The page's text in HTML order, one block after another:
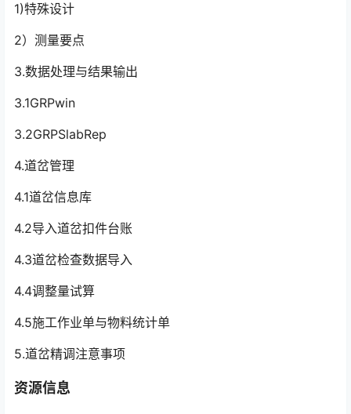
1)特殊设计
2）测量要点
3.数据处理与结果输出
3.1GRPwin
3.2GRPSlabRep
4.道岔管理
4.1道岔信息库
4.2导入道岔扣件台账
4.3道岔检查数据导入
4.4调整量试算
4.5施工作业单与物料统计单
5.道岔精调注意事项
资源信息